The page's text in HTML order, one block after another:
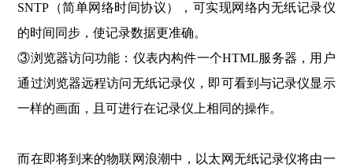
SNTP（简单网络时间协议），可实现网络内无纸记录仪
的时间同步，使记录数据更准确。
③浏览器访问功能：仪表内构件一个HTML服务器，用户
通过浏览器远程访问无纸记录仪，即可看到与记录仪显示
一样的画面，且可进行在记录仪上相同的操作。
而在即将到来的物联网浪潮中，以太网无纸记录仪将由一